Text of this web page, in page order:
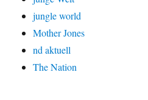
jungle world
Mother Jones
nd aktuell
The Nation